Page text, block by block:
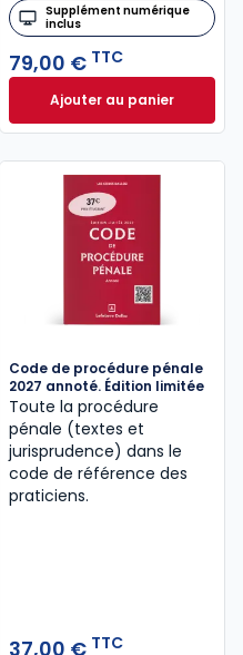
civile 2027 annoté. Édition
Supplément numérique
inclus
79,00 € TTC
Ajouter au panier
Code du travail
Code de procédure pénale
2027 annoté. Édition limitée
Toute la procédure
pénale (textes et
jurisprudence) dans le
code de référence des
praticiens.
37,00 € TTC